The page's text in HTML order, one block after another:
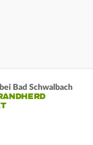
Bad Schwalbach